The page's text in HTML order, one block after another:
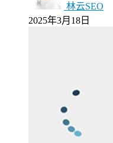
林云SEO
2025年3月18日